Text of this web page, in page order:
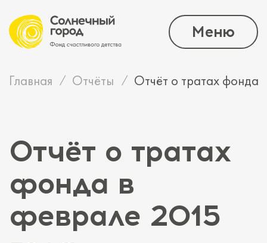
Меню
Главная Отчёты Отчёт о тратах фонда
Отчёт о тратах
фонда в
феврале 2015